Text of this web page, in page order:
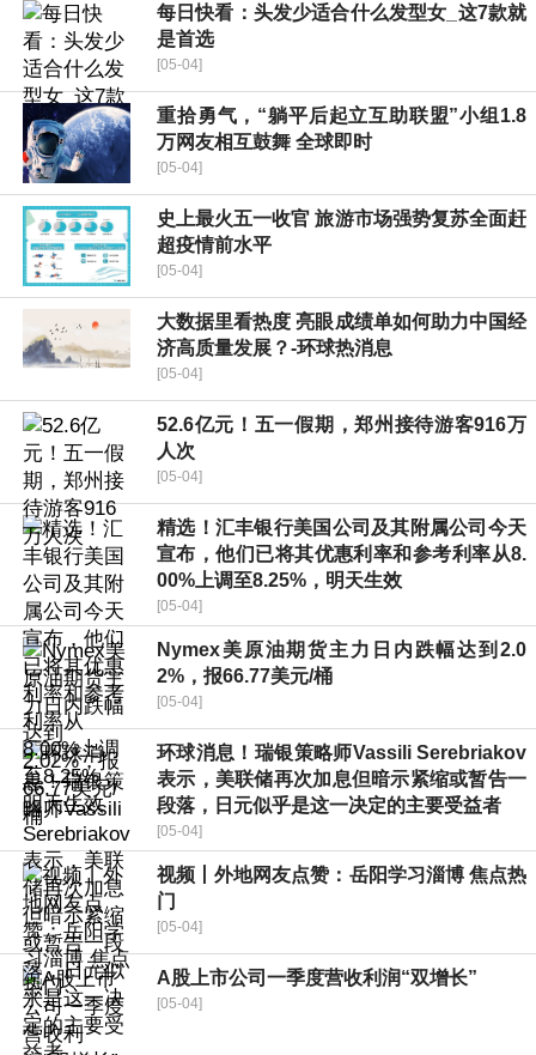
每日快看：头发少适合什么发型女_这7款就
是首选
[05-04]
重拾勇气，“躺平后起立互助联盟”小组1.8
万网友相互鼓舞 全球即时
[05-04]
史上最火五一收官 旅游市场强势复苏全面赶
超疫情前水平
[05-04]
大数据里看热度 亮眼成绩单如何助力中国经
济高质量发展？-环球热消息
[05-04]
52.6亿元！五一假期，郑州接待游客916万
人次
[05-04]
精选！汇丰银行美国公司及其附属公司今天
宣布，他们已将其优惠利率和参考利率从8.
00%上调至8.25%，明天生效
[05-04]
Nymex美原油期货主力日内跌幅达到2.0
2%，报66.77美元/桶
[05-04]
环球消息！瑞银策略师Vassili Serebriakov
表示，美联储再次加息但暗示紧缩或暂告一
段落，日元似乎是这一决定的主要受益者
[05-04]
视频丨外地网友点赞：岳阳学习淄博 焦点热
门
[05-04]
A股上市公司一季度营收利润“双增长”
[05-04]